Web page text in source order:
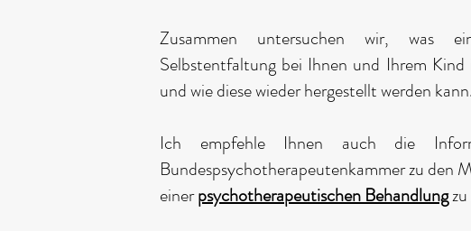
Zusammen untersuchen wir, was
Selbstentfaltung bei Ihnen und Ihrem
und wie diese wieder hergestellt werden kann.
Ich empfehle Ihnen auch die
Bundespsychotherapeutenkammer zu den
einerpsychotherapeutischen Behandlungzu